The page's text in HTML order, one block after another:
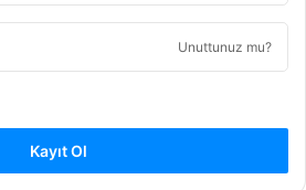
Unuttunuz mu?
Kayıt Ol